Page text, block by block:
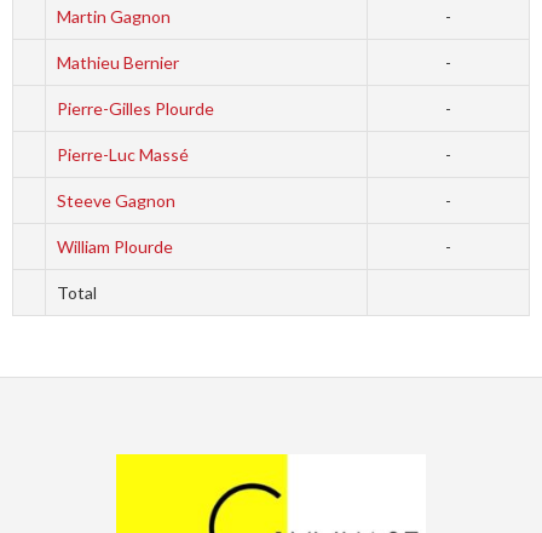
Martin Gagnon -
Mathieu Bernier -
Pierre-Gilles Plourde -
Pierre-Luc Massé -
Steeve Gagnon -
William Plourde -
Total